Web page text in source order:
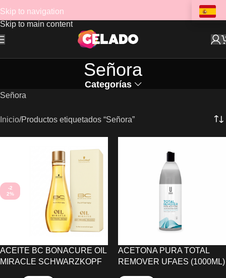
Skip to navigation
Skip to main content
Señora
Categorías
Señora
Inicio Productos etiquetados “Señora”
-2
2%
ACEITE BC BONACURE OIL
MIRACLE SCHWARZKOPF
ACETONA PURA TOTAL
REMOVER UFAES (1000ML)